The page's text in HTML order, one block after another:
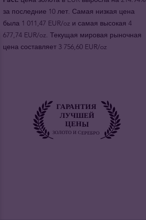
за последние 10 лет. Самая низкая цена
была 1 011,47 EUR/oz и самая высокая 4
677,74 EUR/oz. Текущая мировая рыночная
цена составляет 3 756,60 EUR/oz